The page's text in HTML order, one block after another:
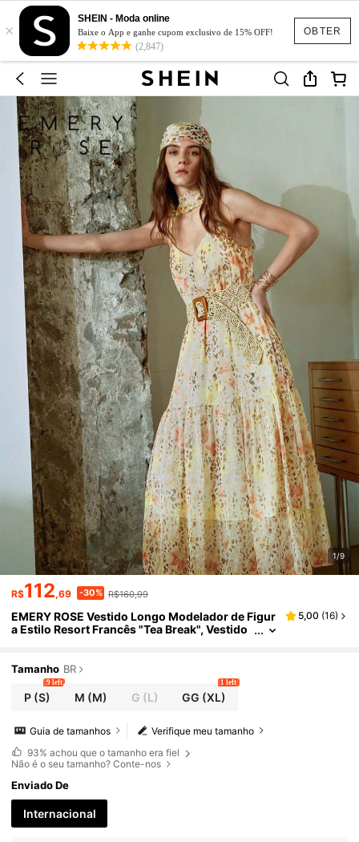
OBTER
×
SHEIN - Moda online
Baixe o App e ganhe cupom exclusivo de 15% OFF!
(2,847)
1/9
R$112,69 -30% R$160,99
EMERY ROSE Vestido Longo Modelador de Figur
a Estilo Resort Francês "Tea Break", Vestido
5,00 (16)
Tamanho BR
P (S)
9 left
M (M) G (L) GG (XL)
1 left
Verifique meu tamanho
Guia de tamanhos
93% achou que o tamanho era fiel
Não é o seu tamanho? Conte-nos
Enviado De
Internacional